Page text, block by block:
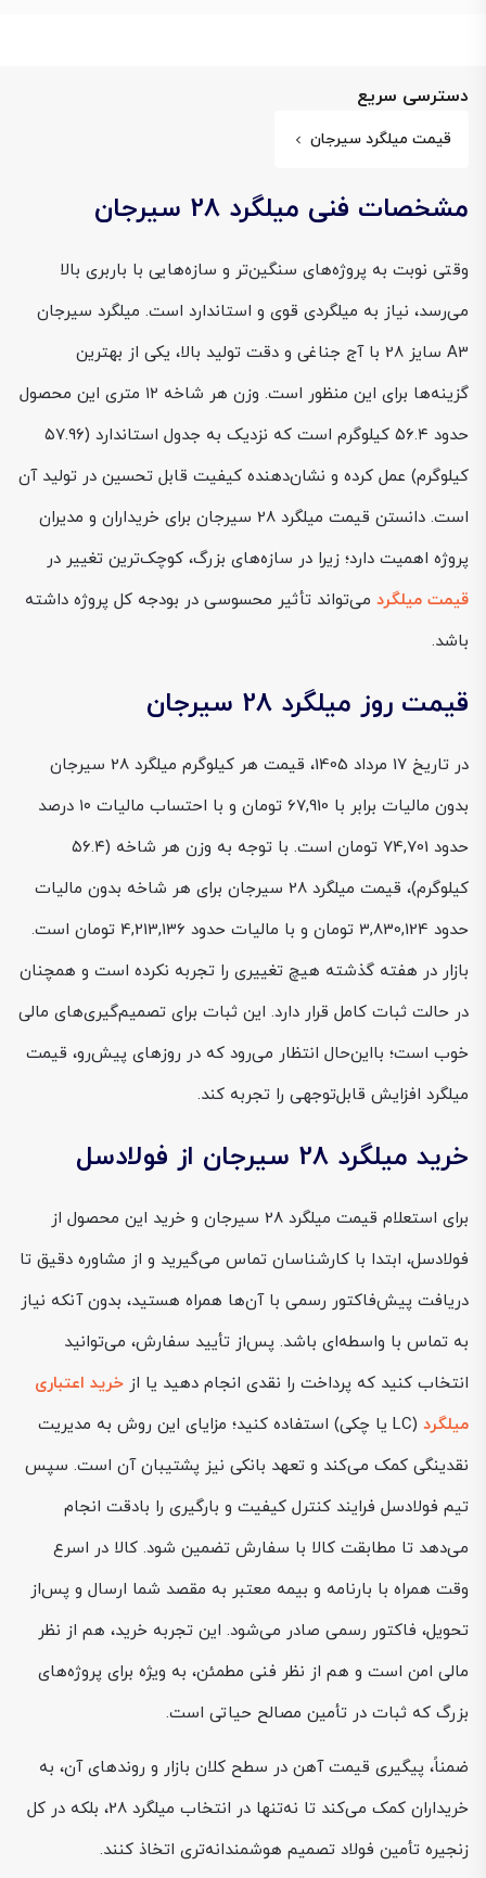
دسترسی سریع
قیمت میلگرد سیرجان
مشخصات فنی میلگرد 28 سیرجان
وقتی نوبت به پروژه‌های سنگین‌تر و سازه‌هایی با باربری بالا
می‌رسد، نیاز به میلگردی قوی و استاندارد است. میلگرد سیرجان
A3 سایز 28 با آج جناغی و دقت تولید بالا، یکی از بهترین
گزینه‌ها برای این منظور است. وزن هر شاخه ۱۲ متری این محصول
حدود ۵۶.۴ کیلوگرم است که نزدیک به جدول استاندارد (۵۷.۹۶
کیلوگرم) عمل کرده و نشان‌دهنده کیفیت قابل تحسین در تولید آن
است. دانستن قیمت میلگرد 28 سیرجان برای خریداران و مدیران
پروژه اهمیت دارد؛ زیرا در سازه‌های بزرگ، کوچک‌ترین تغییر در
قیمت میلگرد می‌تواند تأثیر محسوسی در بودجه کل پروژه داشته
باشد.
قیمت روز میلگرد 28 سیرجان
در تاریخ 17 مرداد 1405، قیمت هر کیلوگرم میلگرد 28 سیرجان
بدون مالیات برابر با 67,910 تومان و با احتساب مالیات ۱۰ درصد
حدود 74,701 تومان است. با توجه به وزن هر شاخه (۵۶.۴
کیلوگرم)، قیمت میلگرد 28 سیرجان برای هر شاخه بدون مالیات
حدود 3,830,124 تومان و با مالیات حدود 4,213,136 تومان است.
بازار در هفته گذشته هیچ تغییری را تجربه نکرده است و همچنان
در حالت ثبات کامل قرار دارد. این ثبات برای تصمیم‌گیری‌های مالی
خوب است؛ بااین‌حال انتظار می‌رود که در روزهای پیش‌رو، قیمت
میلگرد افزایش قابل‌توجهی را تجربه کند.
خرید میلگرد 28 سیرجان از فولادسل
برای استعلام قیمت میلگرد 28 سیرجان و خرید این محصول از
فولادسل، ابتدا با کارشناسان تماس می‌گیرید و از مشاوره دقیق تا
دریافت پیش‌فاکتور رسمی با آن‌ها همراه هستید، بدون آنکه نیاز
به تماس با واسطه‌ای باشد. پس‌از تأیید سفارش، می‌توانید
انتخاب کنید که پرداخت را نقدی انجام دهید یا از خرید اعتباری
میلگرد
(LC یا چکی) استفاده کنید؛ مزایای این روش به مدیریت
نقدینگی کمک می‌کند و تعهد بانکی نیز پشتیبان آن است. سپس
تیم فولادسل فرایند کنترل کیفیت و بارگیری را بادقت انجام
می‌دهد تا مطابقت کالا با سفارش تضمین شود. کالا در اسرع
وقت همراه با بارنامه و بیمه معتبر به مقصد شما ارسال و پس‌از
تحویل، فاکتور رسمی صادر می‌شود. این تجربه خرید، هم از نظر
مالی امن است و هم از نظر فنی مطمئن، به ویژه برای پروژه‌های
بزرگ که ثبات در تأمین مصالح حیاتی است.
ضمناً، پیگیری قیمت آهن در سطح کلان بازار و روندهای آن، به
خریداران کمک می‌کند تا نه‌تنها در انتخاب میلگرد 28، بلکه در کل
زنجیره تأمین فولاد تصمیم هوشمندانه‌تری اتخاذ کنند.